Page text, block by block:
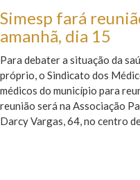
Simesp fará
amanhã, dia 15
Para debater a situação da
próprio, o Sindicato dos
médicos do município para
reunião será na Associação
Darcy Vargas, 64, no centro